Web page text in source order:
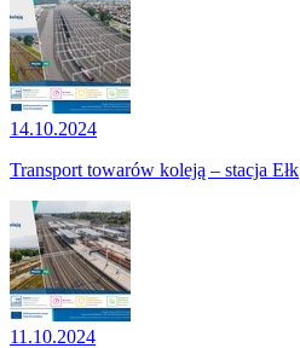
14.10.2024
Transport towarów koleją – stacja Ełk
11.10.2024